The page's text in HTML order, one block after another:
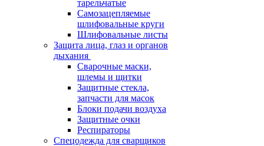
тарельчатые
Самозацепляемые
шлифовальные круги
Шлифовальные листы
Защита лица, глаз и органов
дыхания
Сварочные маски,
шлемы и щитки
Защитные стекла,
запчасти для масок
Блоки подачи воздуха
Защитные очки
Респираторы
Спецодежда для сварщиков